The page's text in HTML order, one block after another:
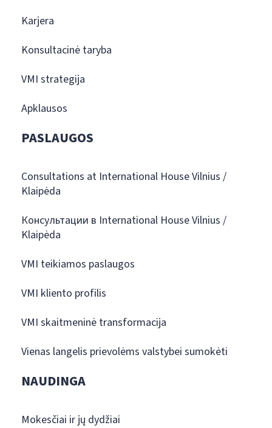
Karjera
Konsultacinė taryba
VMI strategija
Apklausos
PASLAUGOS
Consultations at International House Vilnius /
Klaipėda
Консультации в International House Vilnius /
Klaipėda
VMI teikiamos paslaugos
VMI kliento profilis
VMI skaitmeninė transformacija
Vienas langelis prievolėms valstybei sumokėti
NAUDINGA
Mokesčiai ir jų dydžiai